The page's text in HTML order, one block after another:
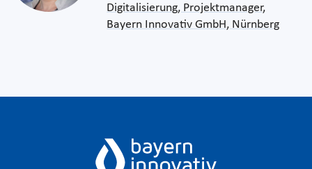
Digitalisierung, Projektmanager,
Bayern Innovativ GmbH, Nürnberg